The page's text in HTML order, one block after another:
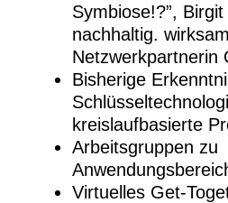
Symbiose!?”,
nachhaltig.
Netzwerkpartnerin
Bisherige
kreislaufbasierte
Arbeitsgruppen zu
Virtuelles Get-